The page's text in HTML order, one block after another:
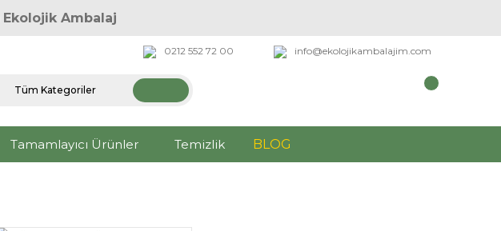
Ekolojik Ambalaj
0212 552 72 00 info@ekolojikambalajim.com
Tamamlayıcı Ürünler Temizlik BLOG